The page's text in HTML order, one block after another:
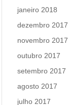
janeiro 2018
dezembro 2017
novembro 2017
outubro 2017
setembro 2017
agosto 2017
julho 2017